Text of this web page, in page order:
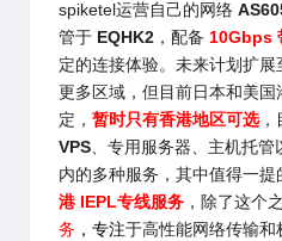
spiketel 运营自己的网络
管于 EQHK2 ，配备 10Gbps
定的连接体验。未来计划扩展
更多区域，但目前日本和美
定， 暂时只有香港地区可选，
VPS、专用服务器、主机托
内的多种服务，其中值得一提
港 IEPL专线服务 ，除了这个
务 ， 专注于高性能网络传输和